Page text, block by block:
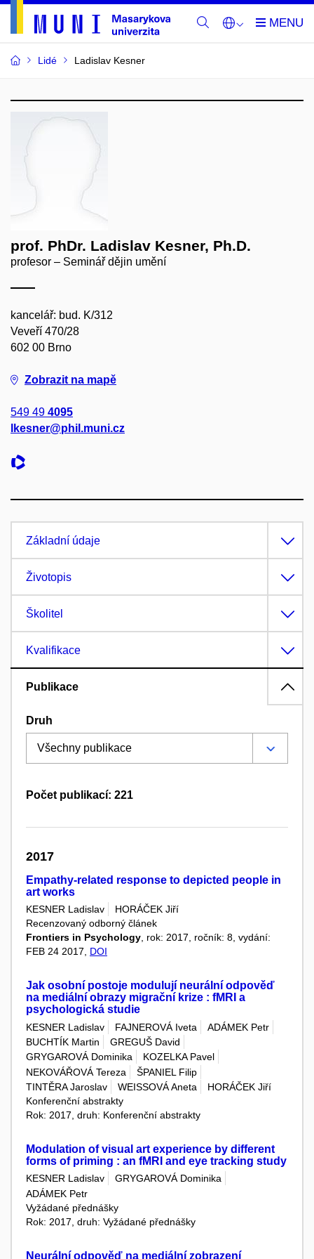
Lidé Ladislav Kesner
prof. PhDr. Ladislav Kesner, Ph.D.
profesor – Seminář dějin umění
kancelář: bud. K/312
Veveří 470/28
602 00 Brno
Zobrazit na mapě
549 49 4095
lkesner@phil.muni.cz
Základní údaje
Životopis
Školitel
Kvalifikace
Publikace
Druh
Počet publikací: 221
2017
Empathy-related response to depicted people in
art works
KESNER Ladislav
HORÁČEK Jiří
Recenzovaný odborný článek
Frontiers in Psychology, rok: 2017, ročník: 8, vydání:
FEB 24 2017, DOI
Jak osobní postoje modulují neurální odpověď
na mediální obrazy migrační krize : fMRI a
psychologická studie
KESNER Ladislav FAJNEROVÁ Iveta
ADÁMEK Petr
BUCHTÍK Martin
GREGUŠ David
GRYGAROVÁ Dominika
KOZELKA Pavel
NEKOVÁŘOVÁ Tereza
ŠPANIEL Filip
TINTĚRA Jaroslav
WEISSOVÁ Aneta
HORÁČEK Jiří
Konferenční abstrakty
Rok: 2017, druh: Konferenční abstrakty
Modulation of visual art experience by different
forms of priming : an fMRI and eye tracking study
KESNER Ladislav
GRYGAROVÁ Dominika
ADÁMEK Petr
Vyžádané přednášky
Rok: 2017, druh: Vyžádané přednášky
Neurální odpověď na mediální zobrazení